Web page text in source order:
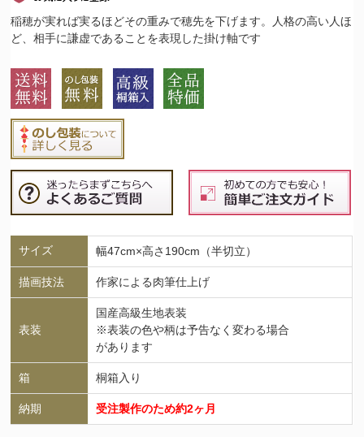
稲穂が実れば実るほどその重みで穂先を下げます。人格の高い人ほ
ど、相手に謙虚であることを表現した掛け軸です
サイズ 幅47cm×高さ190cm（半切立）
描画技法 作家による肉筆仕上げ
表装
国産高級生地表装
※表装の色や柄は予告なく変わる場合
があります
箱 桐箱入り
納期 受注製作のため約2ヶ月